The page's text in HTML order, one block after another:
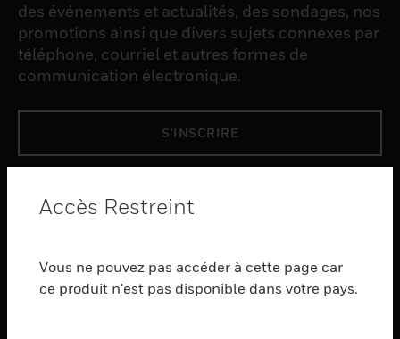
des événements et actualités, des sondages, nos
promotions ainsi que divers sujets connexes par
téléphone, courriel et autres formes de
communication électronique.
S'INSCRIRE
toggle view
SERVICES
Accès Restreint
Vous ne pouvez pas accéder à cette page car
ce produit n'est pas disponible dans votre pays.